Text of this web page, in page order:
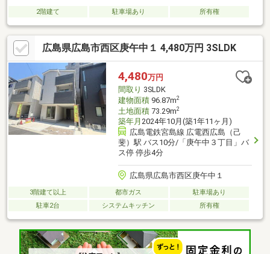
2階建て 駐車場あり 所有権
広島県広島市西区庚午中１ 4,480万円 3SLDK
4,480万円
間取り 3SLDK
建物面積96.87m2
土地面積73.29m2
築年月 2024年10月(築1年11ヶ月)
広島電鉄宮島線 広電西広島（己
斐）駅 バス10分/「庚午中３丁目」バ
ス停 停歩4分
広島県広島市西区庚午中１
3階建て以上 都市ガス
駐車場あり
駐車2台
システムキッチン 所有権